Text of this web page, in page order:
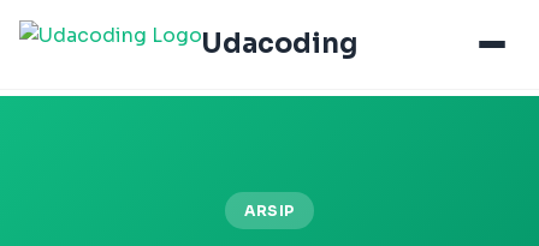
Udacoding
ARSIP